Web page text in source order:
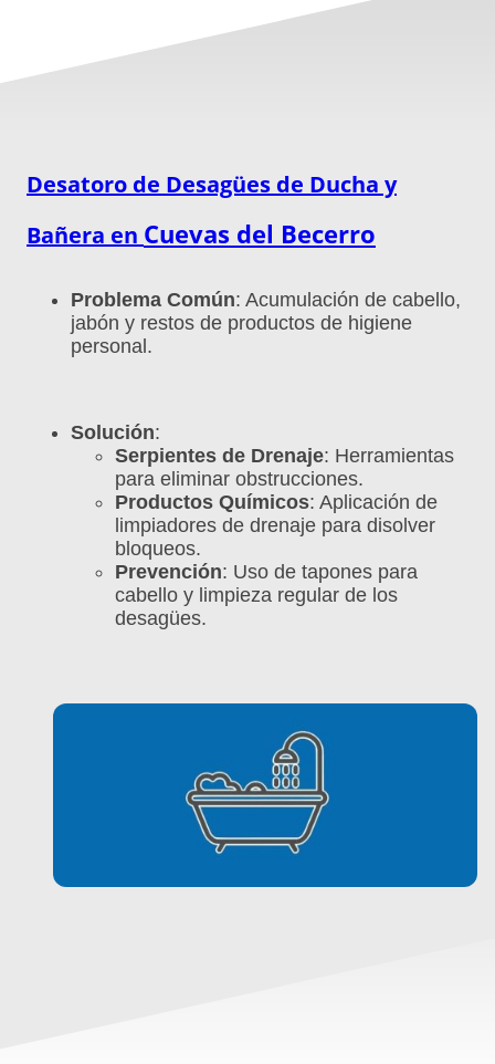
Desatoro de Desagües de Ducha y
Bañera en Cuevas del Becerro
Problema Común: Acumulación de cabello,
jabón y restos de productos de higiene
personal.
Solución:
Serpientes de Drenaje: Herramientas
para eliminar obstrucciones.
Productos Químicos: Aplicación de
limpiadores de drenaje para disolver
bloqueos.
Prevención: Uso de tapones para
cabello y limpieza regular de los
desagües.